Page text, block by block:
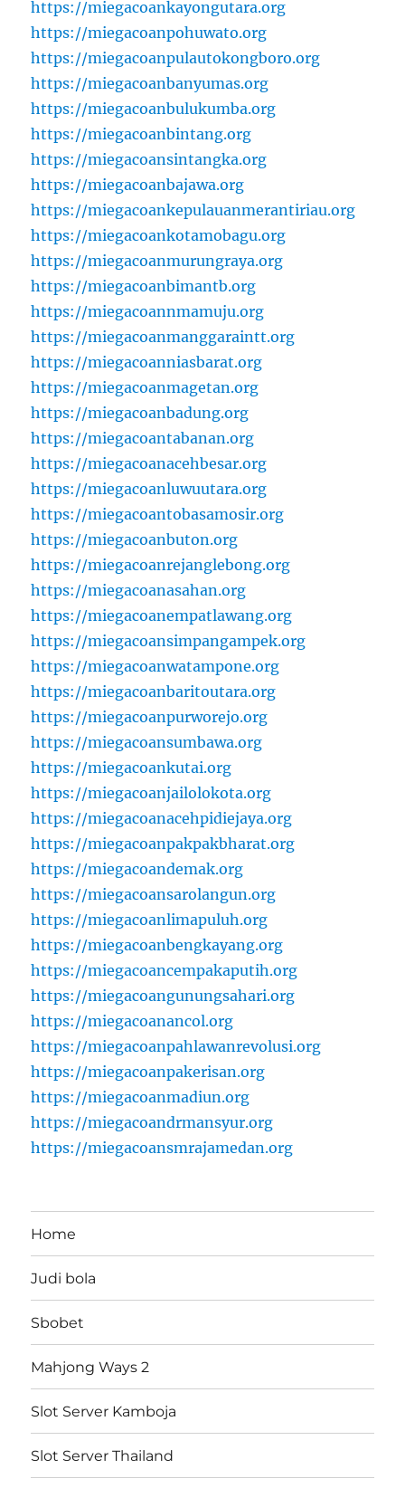
https://miegacoankayongutara.org
https://miegacoanpohuwato.org
https://miegacoanpulautokongboro.org
https://miegacoanbanyumas.org
https://miegacoanbulukumba.org
https://miegacoanbintang.org
https://miegacoansintangka.org
https://miegacoanbajawa.org
https://miegacoankepulauanmerantiriau.org
https://miegacoankotamobagu.org
https://miegacoanmurungraya.org
https://miegacoanbimantb.org
https://miegacoannmamuju.org
https://miegacoanmanggaraintt.org
https://miegacoanniasbarat.org
https://miegacoanmagetan.org
https://miegacoanbadung.org
https://miegacoantabanan.org
https://miegacoanacehbesar.org
https://miegacoanluwuutara.org
https://miegacoantobasamosir.org
https://miegacoanbuton.org
https://miegacoanrejanglebong.org
https://miegacoanasahan.org
https://miegacoanempatlawang.org
https://miegacoansimpangampek.org
https://miegacoanwatampone.org
https://miegacoanbaritoutara.org
https://miegacoanpurworejo.org
https://miegacoansumbawa.org
https://miegacoankutai.org
https://miegacoanjailolokota.org
https://miegacoanacehpidiejaya.org
https://miegacoanpakpakbharat.org
https://miegacoandemak.org
https://miegacoansarolangun.org
https://miegacoanlimapuluh.org
https://miegacoanbengkayang.org
https://miegacoancempakaputih.org
https://miegacoangunungsahari.org
https://miegacoanancol.org
https://miegacoanpahlawanrevolusi.org
https://miegacoanpakerisan.org
https://miegacoanmadiun.org
https://miegacoandrmansyur.org
https://miegacoansmrajamedan.org
Home
Judi bola
Sbobet
Mahjong Ways 2
Slot Server Kamboja
Slot Server Thailand